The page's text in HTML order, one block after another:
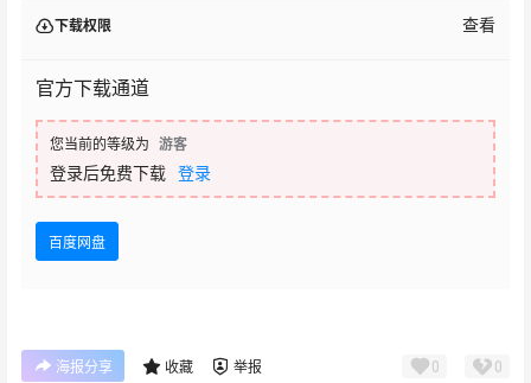
下载权限 查看
官方下载通道
您当前的等级为 游客
登录后免费下载 登录
百度网盘
海报分享 收藏 举报 0 0